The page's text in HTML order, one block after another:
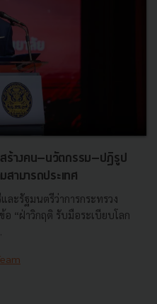
สร้างคน–นวัตกรรม–ปฏิรูป
สามารถประเทศ
ะรัฐมนตรีว่าการกระทรวง
“ฝ่าวิกฤติ รับมือระเบียบโลก